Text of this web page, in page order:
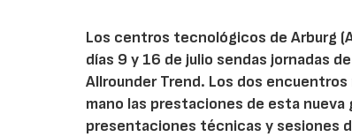
Los centros tecnológicos de Arburg
días 9 y 16 de julio sendas jornadas
Allrounder Trend. Los dos
mano las prestaciones de esta
presentaciones técnicas y sesiones